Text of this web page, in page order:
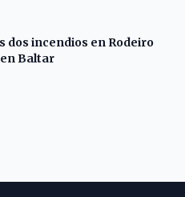
dos incendios en Rodeiro
Baltar